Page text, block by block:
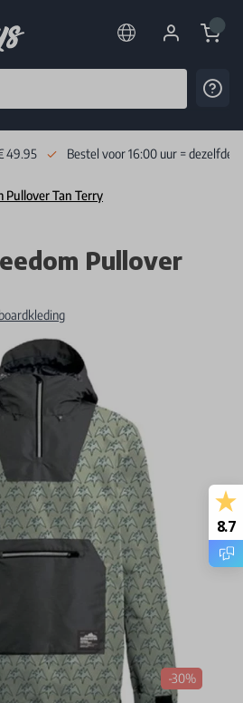
Cart
49.95 Bestel voor 16:00 uur = dezelfde
Pullover Tan Terry
Pullover
-30%
8.7